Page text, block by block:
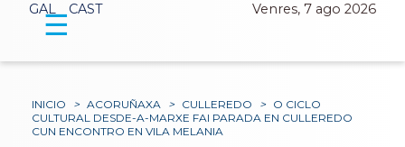
GAL CAST Venres, 7 ago 2026
☰
INICIO > ACORUÑAXA > CULLEREDO > O CICLO
CULTURAL DESDE-A-MARXE FAI PARADA EN CULLEREDO
CUN ENCONTRO EN VILA MELANIA